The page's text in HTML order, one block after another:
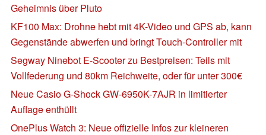
Geheimnis über Pluto
KF100 Max: Drohne hebt mit 4K-Video und GPS ab, kann
Gegenstände abwerfen und bringt Touch-Controller mit
Segway Ninebot E-Scooter zu Bestpreisen: Teils mit
Vollfederung und 80km Reichweite, oder für unter 300€
Neue Casio G-Shock GW-6950K-7AJR in limitierter
Auflage enthüllt
OnePlus Watch 3: Neue offizielle Infos zur kleineren